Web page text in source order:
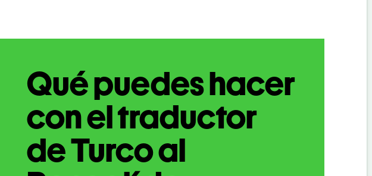
Qué puedes hacer
con el traductor
de Turco al